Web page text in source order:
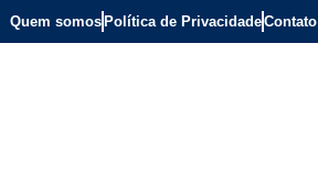
Quem somos Política de PrivacidadeContato